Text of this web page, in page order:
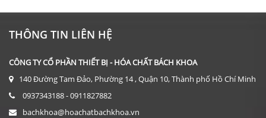
ĐẶT HÀNG
THÔNG TIN LIÊN HỆ
CÔNG TY CỔ PHẦN THIẾT BỊ - HÓA CHẤT BÁCH KHOA
140 Đường Tam Đảo, Phường 14 , Quận 10, Thành phố Hồ Chí Minh
0937343188 - 0911827882
bachkhoa@hoachatbachkhoa.vn